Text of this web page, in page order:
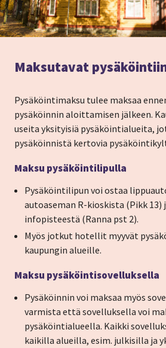
Maksutavat
Pysäköintimaksu tulee maksaa
pysäköinnin aloittamisen jälkeen.
useita yksityisiä pysäköintialueita,
pysäköinnistä kertovia
Maksu pysäköintilipulla
Pysäköintilipun voi ostaa
autoaseman R-kioskista (Pikk 13)
infopisteestä (Ranna pst 2).
Myös jotkut hotellit myyvät
kaupungin alueille.
Maksu pysäköintisovelluksella
Pysäköinnin voi maksaa myös
varmista että sovelluksella voi
pysäköintialueella. Kaikki
kaikilla alueilla, esim. julkisilla ja